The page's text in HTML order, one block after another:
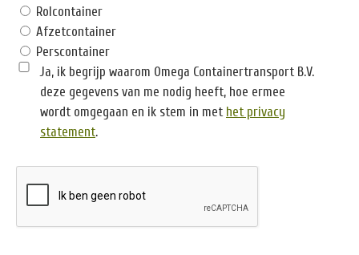
Rolcontainer
Afzetcontainer
Perscontainer
Ja, ik begrijp waarom Omega Containertransport B.V.
deze gegevens van me nodig heeft, hoe ermee
wordt omgegaan en ik stem in met het privacy
statement.